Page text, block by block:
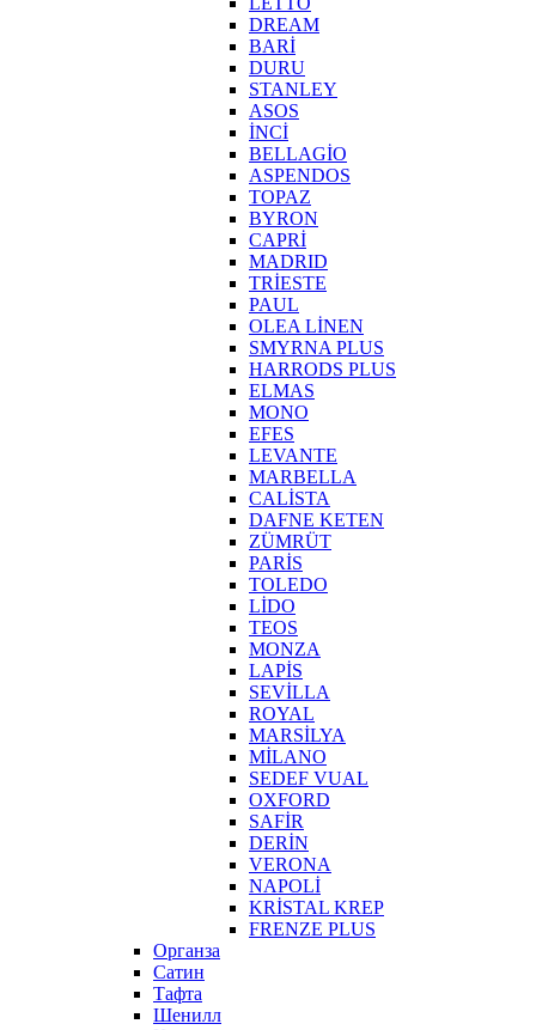
DREAM
BARİ
DURU
STANLEY
ASOS
İNCİ
BELLAGİO
ASPENDOS
TOPAZ
BYRON
CAPRİ
MADRID
TRİESTE
PAUL
OLEA LİNEN
SMYRNA PLUS
HARRODS PLUS
ELMAS
MONO
EFES
LEVANTE
MARBELLA
CALİSTA
DAFNE KETEN
ZÜMRÜT
PARİS
TOLEDO
LİDO
TEOS
MONZA
LAPİS
SEVİLLA
ROYAL
MARSİLYA
MİLANO
SEDEF VUAL
OXFORD
SAFİR
DERİN
VERONA
NAPOLİ
KRİSTAL KREP
FRENZE PLUS
Органза
Сатин
Тафта
Шенилл